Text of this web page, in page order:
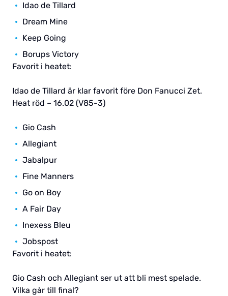
Idao de Tillard
Dream Mine
Keep Going
Borups Victory
Favorit i heatet:
Idao de Tillard är klar favorit före Don Fanucci Zet.
Heat röd – 16.02 (V85-3)
Gio Cash
Allegiant
Jabalpur
Fine Manners
Go on Boy
A Fair Day
Inexess Bleu
Jobspost
Favorit i heatet:
Gio Cash och Allegiant ser ut att bli mest spelade.
Vilka går till final?